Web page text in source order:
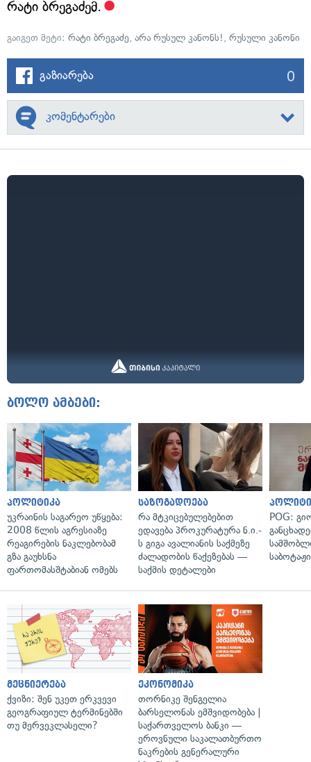
რატი ბრეგაძემ.
გაიგეთ მეტი: რატი ბრეგაძე, არა რუსულ კანონს!, რუსული კანონი
გაზიარება 0
კომენტარები
ბოლო ამბები:
პოლიტიკა
უკრაინის საგარეო უწყება:
2008 წლის აგრესიაზე
რეაგირების ნაკლებობამ
გზა გაუხსნა
ფართომასშტაბიან ომებს
საზოგადოება
რა მტკიცებულებებით
ედავება პროკურატურა ნ.ი.-
ს გიგა ავალიანის საქმეზე
ძალადობის წაქეზებას —
საქმის დეტალები
POG:
მეცნიერება
ქვიზი: შენ უკეთ ერკვევი
გეოგრაფიულ ტერმინებში
თუ მერვეკლასელი?
ეკონომიკა
თორნიკე შენგელია
ბარსელონას ემშვიდობება |
საქართველოს ბანკი —
ეროვნული საკალათბურთო
ნაკრების გენერალური